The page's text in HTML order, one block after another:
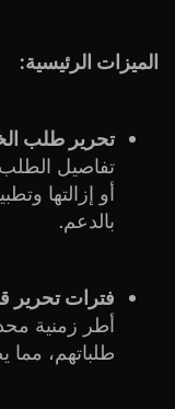
الميزات الرئيسية:
تحرير طلب
تفاصيل
أو إزالتها
بالدعم.
فترات تحرير
أطر زمنية
طلباتهم، مما